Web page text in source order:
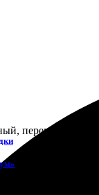
переплёт